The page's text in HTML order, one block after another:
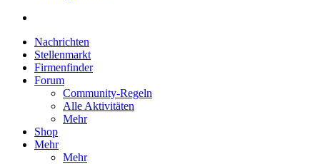
Nachrichten
Stellenmarkt
Firmenfinder
Forum
Community-Regeln
Alle Aktivitäten
Mehr
Shop
Mehr
Mehr